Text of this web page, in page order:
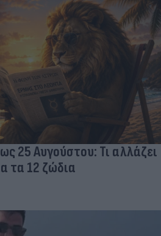
25 Αυγούστου: Τι αλλάζει
τα 12 ζώδια